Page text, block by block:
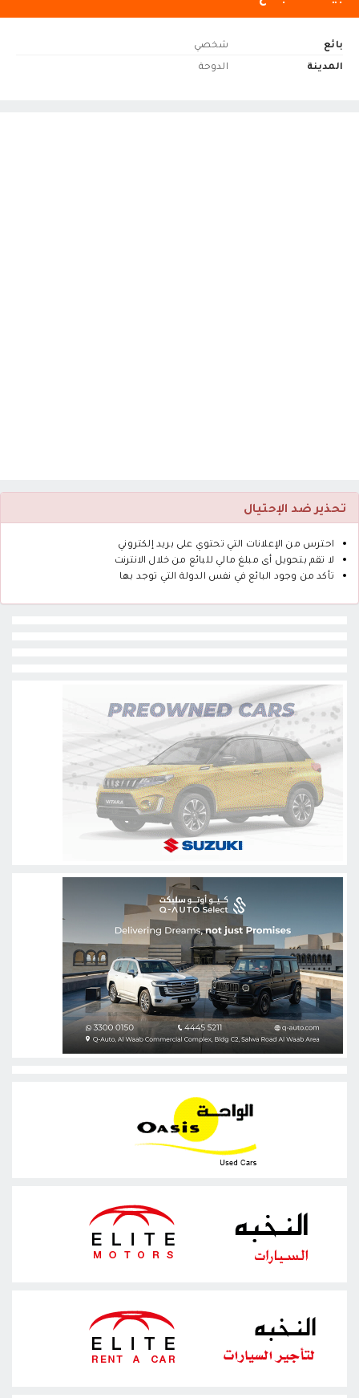
بائع
شخصي
المدينة
الدوحة
تحذير ضد الإحتيال
احترس من الإعلانات التي تحتوي على بريد إلكتروني
لا تقم بتحويل أى مبلغ مالي للبائع من خلال الانترنت
تأكد من وجود البائع في نفس الدولة التي توجد بها